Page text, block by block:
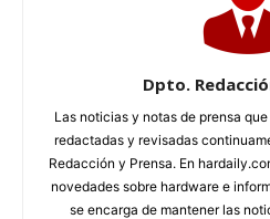
Dpto.
Las noticias y notas de prensa
redactadas y revisadas
Redacción y Prensa. En
novedades sobre hardware e
se encarga de mantener las